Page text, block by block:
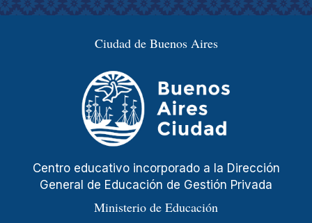
Ciudad de Buenos Aires
Centro educativo incorporado a la Dirección
General de Educación de Gestión Privada
Ministerio de Educación